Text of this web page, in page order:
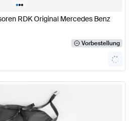
•••
RDK Original Mercedes Benz
Vorbestellung